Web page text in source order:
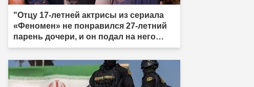
"Отцу 17-летней актрисы из сериала
«Феномен» не понравился 27-летний
парень дочери, и он подал на него
жалобу."